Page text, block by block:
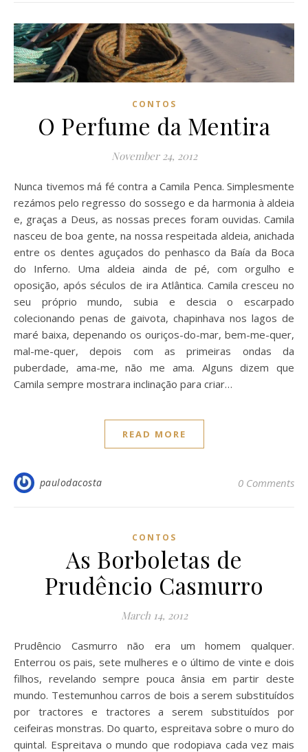
CONTOS
O Perfume da Mentira
November 24, 2012
Nunca tivemos má fé contra a Camila Penca. Simplesmente
rezámos pelo regresso do sossego e da harmonia à aldeia
e, graças a Deus, as nossas preces foram ouvidas. Camila
nasceu de boa gente, na nossa respeitada aldeia, anichada
entre os dentes aguçados do penhasco da Baía da Boca
do Inferno. Uma aldeia ainda de pé, com orgulho e
oposição, após séculos de ira Atlântica. Camila cresceu no
seu próprio mundo, subia e descia o escarpado
colecionando penas de gaivota, chapinhava nos lagos de
maré baixa, depenando os ouriços-do-mar, bem-me-quer,
mal-me-quer, depois com as primeiras ondas da
puberdade, ama-me, não me ama. Alguns dizem que
Camila sempre mostrara inclinação para criar…
READ MORE
paulodacosta 0 Comments
CONTOS
As Borboletas de
Prudêncio Casmurro
March 14, 2012
Prudêncio Casmurro não era um homem qualquer.
Enterrou os pais, sete mulheres e o último de vinte e dois
filhos, revelando sempre pouca ânsia em partir deste
mundo. Testemunhou carros de bois a serem substituídos
por tractores e tractores a serem substituídos por
ceifeiras monstras. Do quarto, espreitava sobre o muro do
quintal. Espreitava o mundo que rodopiava cada vez mais